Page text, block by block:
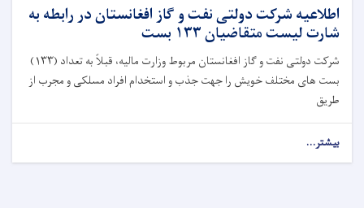
اطلاعیه شرکت دولتی نفت و گاز افغانستان در رابطه به
شارت لیست متقاضیان ۱۳۳ بست
شرکت دولتی نفت و گاز افغانستان مربوط وزارت مالیه، قبلاً به تعداد (۱۳۳)
بست های مختلف خویش را جهت جذب و استخدام افراد مسلکی و مجرب از
طریق
بیشتر...